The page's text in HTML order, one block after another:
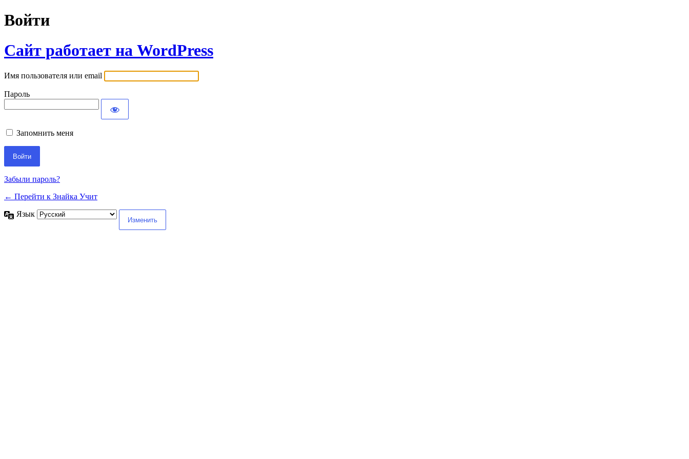
Войти
Сайт работает на WordPress
Имя пользователя или email
Пароль
Запомнить меня
Забыли пароль?
← Перейти к Знайка Учит
Язык